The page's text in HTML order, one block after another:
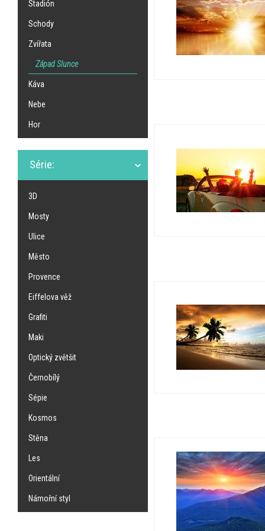
Stadión
Schody
Zvířata
Západ Slunce
Káva
Nebe
Hor
Série:
3D
Mosty
Ulice
Město
Provence
Eiffelova věž
Grafiti
Maki
Optický zvětšit
Černobílý
Sépie
Kosmos
Stěna
Les
Orientální
Námořní styl